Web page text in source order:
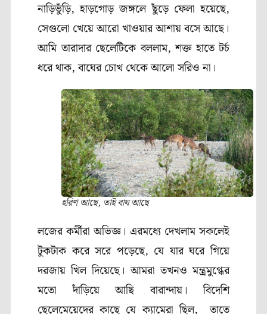
নাড়িভুঁড়ি,হাড়গোড় জঙ্গলে ছুঁড়ে ফেলা হয়েছে,
সেগুলো খেয়ে আরো খাওয়ার আশায় বসে আছে।
আমি তারাদার ছেলেটিকে বললাম,শক্ত হাতে টর্চ
ধরে থাক,বাঘের চোখ থেকে আলো সরিও না।
হরিণ আছে, তাই বাঘ আছে
লজের কর্মীরা অভিজ্ঞ। এরমধ্যে দেখলাম সকলেই
টুকটাক করে সরে পড়েছে, যে যার ঘরে গিয়ে
দরজায় খিল দিয়েছে। আমরা তখনও মন্ত্রমুগ্ধের
মতো দাঁড়িয়ে আছি বারান্দায়। বিদেশি
ছেলেমেয়েদের কাছে যে ক্যামেরা ছিল,তাতে